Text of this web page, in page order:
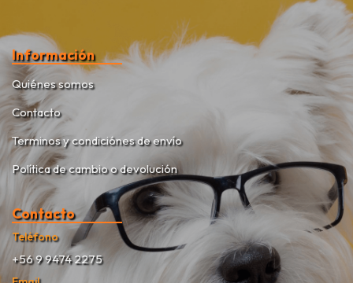
Información
Quiénes somos
Contacto
Terminos y condiciónes de envío
Política de cambio o devolución
Contacto
Teléfono
+56 9 9474 2275